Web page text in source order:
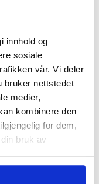
innhold og
sosiale
vår. Vi deler
bruker nettstedet
medier,
kombinere den
for dem,
bruk av
klimakutt
av å ha en
ikke setter
fare og som
er det ikke
sier LO-
til